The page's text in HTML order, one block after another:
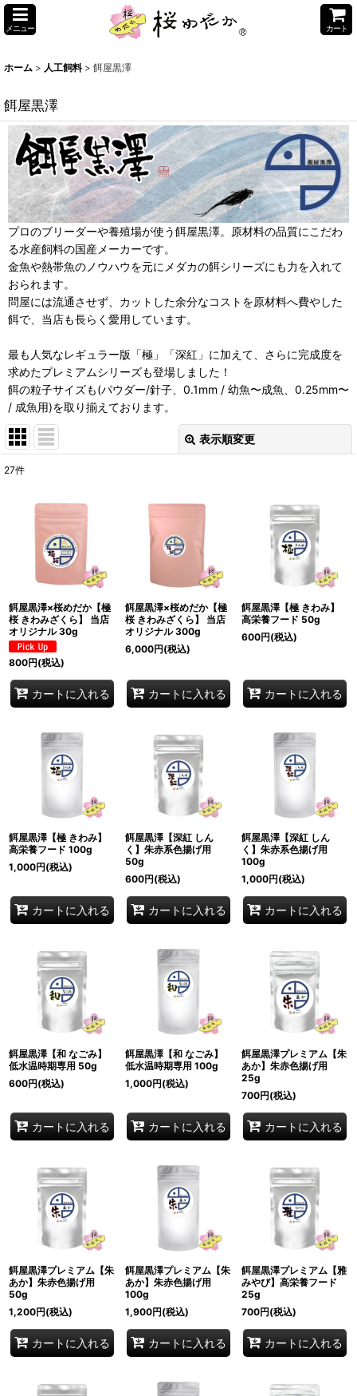
メニュー カート
ホーム > 人工飼料 > 餌屋黒澤
餌屋黒澤
プロのブリーダーや養殖場が使う餌屋黒澤。原材料の品質にこだわ
る水産飼料の国産メーカーです。
金魚や熱帯魚のノウハウを元にメダカの餌シリーズにも力を入れて
おられます。
問屋には流通させず、カットした余分なコストを原材料へ費やした
餌で、当店も長らく愛用しています。
最も人気なレギュラー版「極」「深紅」に加えて、さらに完成度を
求めたプレミアムシリーズも登場しました！
餌の粒子サイズも(パウダー/針子、0.1mm / 幼魚〜成魚、0.25mm〜
/ 成魚用)を取り揃えております。
表示順変更
並び順
絞り込む
27件
餌屋黒澤×桜めだか【極
桜 きわみざくら】 当店
オリジナル 30g
800円(税込)
カートに入れる
餌屋黒澤×桜めだか【極
桜 きわみざくら】 当店
オリジナル 300g
6,000円(税込)
カートに入れる
餌屋黒澤【極 きわみ】
高栄養フード 50g
600円(税込)
カートに入れる
餌屋黒澤【極 きわみ】
高栄養フード 100g
1,000円(税込)
カートに入れる
餌屋黒澤【深紅 しん
く】朱赤系色揚げ用
50g
600円(税込)
カートに入れる
餌屋黒澤【深紅 しん
く】朱赤系色揚げ用
100g
1,000円(税込)
カートに入れる
餌屋黒澤【和 なごみ】
低水温時期専用 50g
600円(税込)
カートに入れる
餌屋黒澤【和 なごみ】
低水温時期専用 100g
1,000円(税込)
カートに入れる
餌屋黒澤プレミアム【朱
あか】朱赤色揚げ用
25g
700円(税込)
カートに入れる
餌屋黒澤プレミアム【朱
あか】朱赤色揚げ用
50g
1,200円(税込)
カートに入れる
餌屋黒澤プレミアム【朱
あか】朱赤色揚げ用
100g
1,900円(税込)
カートに入れる
餌屋黒澤プレミアム【雅
みやび】高栄養フード
25g
700円(税込)
カートに入れる